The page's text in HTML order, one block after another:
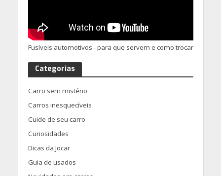
Fusíveis automotivos - para que servem e como trocar
Categorias
Carro sem mistério
Carros inesquecíveis
Cuide de seu carro
Curiosidades
Dicas da Jocar
Guia de usados